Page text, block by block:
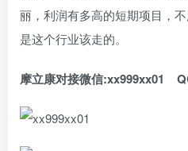
丽，利润有多高的短期项目，
是这个行业该走的。
摩立康对接微信:xx999xx01